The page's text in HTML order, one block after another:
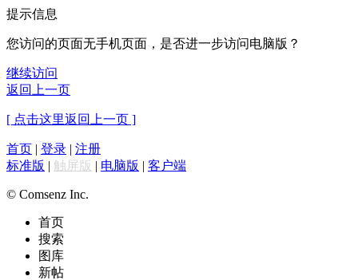
提示信息
您访问的页面无手机页面，是否进一步访问电脑版？
继续访问
返回上一页
[ 点击这里返回上一页 ]
首页 | 登录 | 注册
标准版 | 触屏版 | 电脑版 | 客户端
© Comsenz Inc.
首页
搜索
图库
新帖